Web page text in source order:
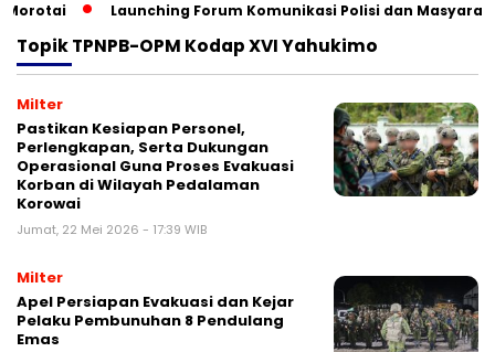
Launching Forum Komunikasi Polisi dan Masyarakat
TopikTPNPB-OPM Kodap XVI Yahukimo
Milter
Pastikan Kesiapan Personel,
Perlengkapan, Serta Dukungan
Operasional Guna Proses Evakuasi
Korban di Wilayah Pedalaman
Korowai
Jumat, 22 Mei 2026 - 17:39 WIB
Milter
Apel Persiapan Evakuasi dan Kejar
Pelaku Pembunuhan 8 Pendulang
Emas